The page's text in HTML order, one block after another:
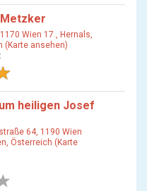
Wien 17., Hernals,
(Karte ansehen)
heiligen Josef
64, 1190 Wien
Österreich (Karte